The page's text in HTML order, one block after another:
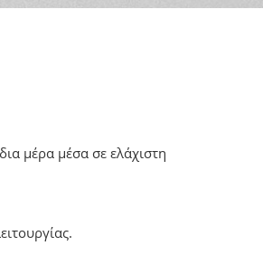
μέρα μέσα σε ελάχιστη